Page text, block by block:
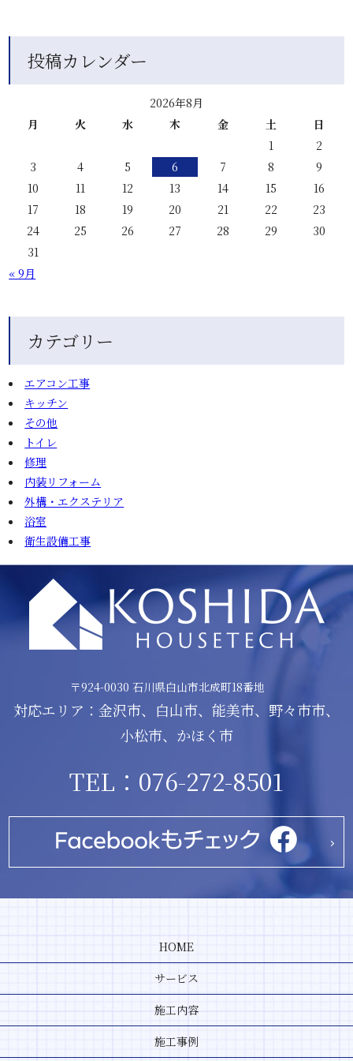
投稿カレンダー
2026年8月
月
火 水 木 金 土
日
1
2
3
4 5 6 7 8
9
10
11 12 13 14 15
16
17
18 19 20 21 22
23
24
25 26 27 28 29
30
31
« 9月
カテゴリー
エアコン工事
キッチン
その他
トイレ
修理
内装リフォーム
外構・エクステリア
浴室
衛生設備工事
〒924-0030 ⽯川県⽩⼭市北成町18番地
対応エリア：金沢市、白山市、能美市、野々市市、
小松市、かほく市
TEL：076-272-8501
HOME
サービス
施工内容
施工事例